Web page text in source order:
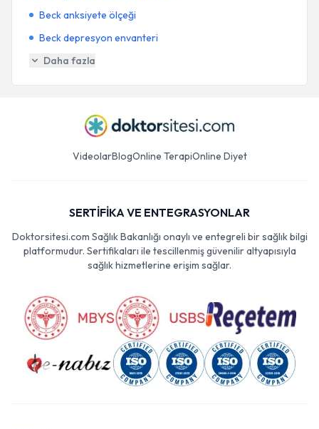
Beck anksiyete ölçeği
Beck depresyon envanteri
Daha fazla
VideolarBlogOnline TerapiOnline Diyet
SERTİFİKA VE ENTEGRASYONLAR
Doktorsitesi.com Sağlık Bakanlığı onaylı ve entegreli bir sağlık bilgi
platformudur. Sertifikaları ile tescillenmiş güvenilir altyapısıyla
sağlık hizmetlerine erişim sağlar.